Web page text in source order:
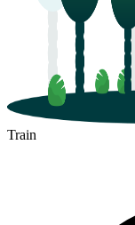
Train